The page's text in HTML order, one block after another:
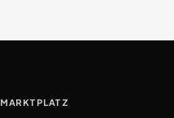
MARKTPLATZ